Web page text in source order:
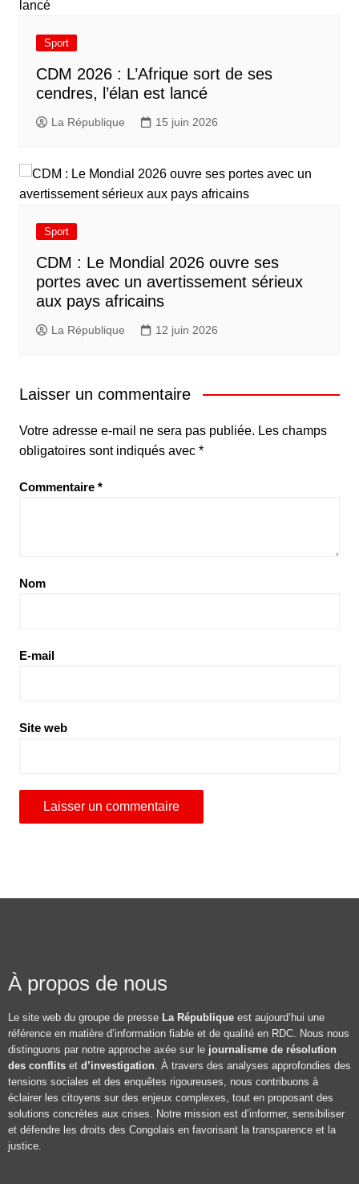
Sport
CDM 2026 : L’Afrique sort de ses
cendres, l’élan est lancé
La République 15 juin 2026
Sport
CDM : Le Mondial 2026 ouvre ses
portes avec un avertissement sérieux
aux pays africains
La République 12 juin 2026
Laisser un commentaire
Votre adresse e-mail ne sera pas publiée. Les champs
obligatoires sont indiqués avec *
Commentaire *
Nom
E-mail
Site web
À propos de nous
Le site web du groupe de presse La République est aujourd’hui une
référence en matière d’information fiable et de qualité en RDC. Nous nous
distinguons par notre approche axée sur le journalisme de résolution
des conflits et d’investigation. À travers des analyses approfondies des
tensions sociales et des enquêtes rigoureuses, nous contribuons à
éclairer les citoyens sur des enjeux complexes, tout en proposant des
solutions concrètes aux crises. Notre mission est d’informer, sensibiliser
et défendre les droits des Congolais en favorisant la transparence et la
justice.